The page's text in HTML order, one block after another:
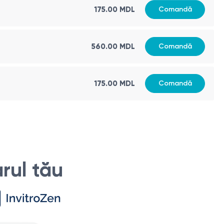
diferitelor afecțiuni legate de funcționarea
corect și produce cantitatea adecvată de hormoni.
congenitale ale glandei tiroide.
recomandări:
poate influența indicatorii hormonali.
175.00 MDL Comandă
560.00 MDL Comandă
175.00 MDL Comandă
tău